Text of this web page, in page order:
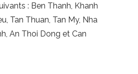
: Ben Thanh, Khanh
Tan Thuan, Tan My, Nha
An Thoi Dong et Can